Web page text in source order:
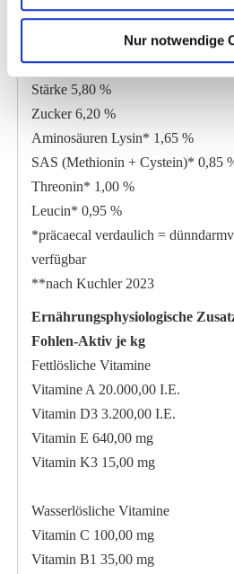
Nur notwendige
Phosphor 0,80 %
Magnesium 0,45 %
Stärke 5,80 %
Zucker 6,20 %
Aminosäuren Lysin* 1,65 %
SAS (Methionin + Cystein)* 0,85
Threonin* 1,00 %
Leucin* 0,95 %
*präcaecal verdaulich =
verfügbar
**nach Kuchler 2023
Ernährungsphysiologische
Fohlen-Aktiv je kg
Fettlösliche Vitamine
Vitamine A 20.000,00 I.E.
Vitamin D3 3.200,00 I.E.
Vitamin E 640,00 mg
Vitamin K3 15,00 mg
Wasserlösliche Vitamine
Vitamin C 100,00 mg
Vitamin B1 35,00 mg